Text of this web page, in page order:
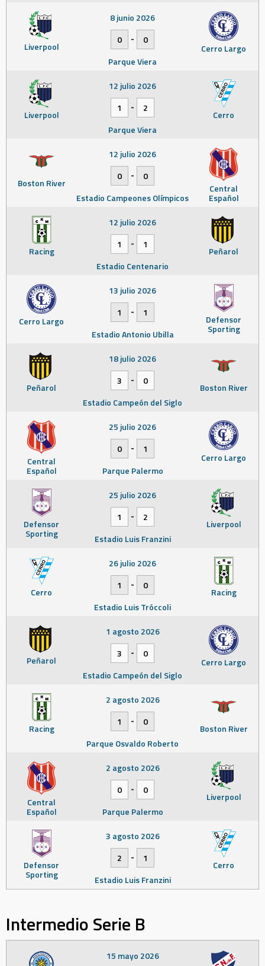
Liverpool Cerro Largo
8 junio 2026
0
-
0
Parque Viera
Liverpool Cerro
12 julio 2026
1
-
2
Parque Viera
Boston River Central
Español
12 julio 2026
0
-
0
Estadio Campeones Olímpicos
Racing Peñarol
12 julio 2026
1
-
1
Estadio Centenario
Cerro Largo Defensor
Sporting
13 julio 2026
1
-
1
Estadio Antonio Ubilla
Peñarol Boston River
18 julio 2026
3
-
0
Estadio Campeón del Siglo
Central
Español
Cerro Largo
25 julio 2026
0
-
1
Parque Palermo
Defensor
Sporting
Liverpool
25 julio 2026
1
-
2
Estadio Luis Franzini
Cerro Racing
26 julio 2026
1
-
0
Estadio Luis Tróccoli
Peñarol Cerro Largo
1 agosto 2026
3
-
0
Estadio Campeón del Siglo
Racing Boston River
2 agosto 2026
1
-
0
Parque Osvaldo Roberto
Central
Español
Liverpool
2 agosto 2026
0
-
0
Parque Palermo
Defensor
Sporting
Cerro
3 agosto 2026
2
-
1
Estadio Luis Franzini
Intermedio Serie B
15 mayo 2026